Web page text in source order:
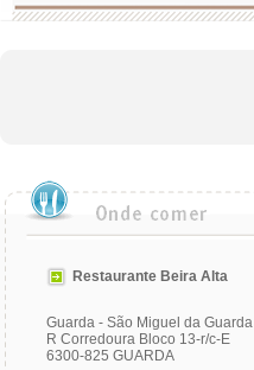
Restaurante Beira Alta
Guarda - São Miguel da Guarda
R Corredoura Bloco 13-r/c-E
6300-825 GUARDA